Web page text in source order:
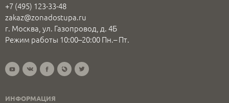
+7 (495) 123-33-48
zakaz@zonadostupa.ru
г. Москва, ул. Газопровод, д. 4Б
Режим работы 10:00–20:00 Пн.– Пт.
ИНФОРМАЦИЯ